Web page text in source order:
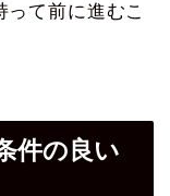
て前に進むこ
件の良い